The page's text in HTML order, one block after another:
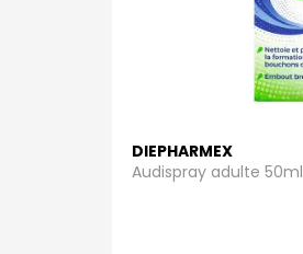
DIEPHARMEX
Audispray adulte 50ml